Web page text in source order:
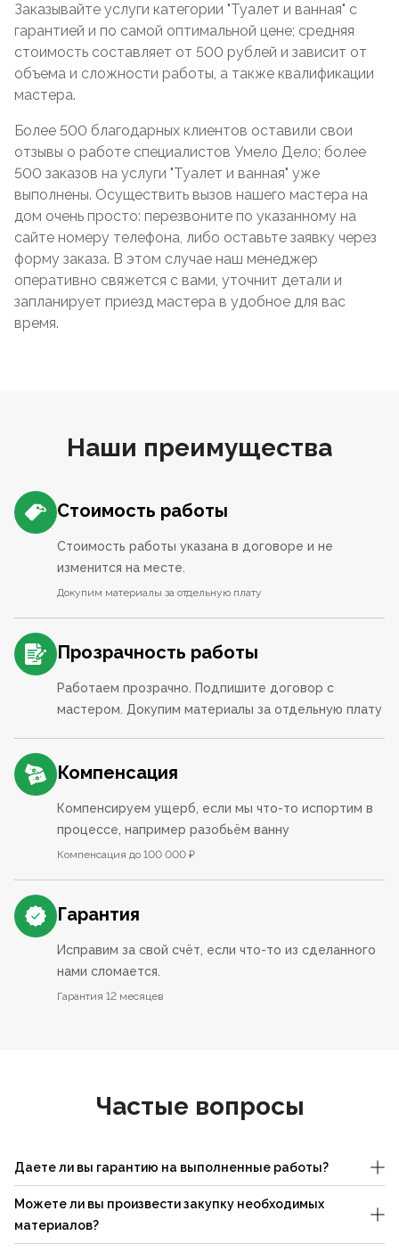
Заказывайте услуги категории "Туалет и ванная" с
гарантией и по самой оптимальной цене; средняя
стоимость составляет от 500 рублей и зависит от
объема и сложности работы, а также квалификации
мастера.
Более 500 благодарных клиентов оставили свои
отзывы о работе специалистов Умело Дело; более
500 заказов на услуги "Туалет и ванная" уже
выполнены. Осуществить вызов нашего мастера на
дом очень просто: перезвоните по указанному на
сайте номеру телефона, либо оставьте заявку через
форму заказа. В этом случае наш менеджер
оперативно свяжется с вами, уточнит детали и
запланирует приезд мастера в удобное для вас
время.
Наши преимущества
Стоимость работы
Стоимость работы указана в договоре и не
изменится на месте.
Докупим материалы за отдельную плату
Прозрачность работы
Работаем прозрачно. Подпишите договор с
мастером. Докупим материалы за отдельную плату
Компенсация
Компенсируем ущерб, если мы что-то испортим в
процессе, например разобьём ванну
Компенсация до 100 000 ₽
Гарантия
Исправим за свой счёт, если что-то из сделанного
нами сломается.
Гарантия 12 месяцев
Частые вопросы
Даете ли вы гарантию на выполненные работы?
Можете ли вы произвести закупку необходимых
материалов?